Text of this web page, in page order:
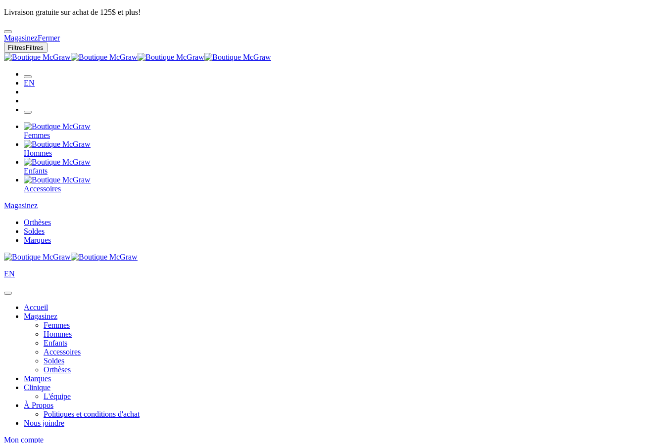
Livraison gratuite sur achat de 125$ et plus!
MagasinezFermer
Filtres Filtres
EN
Femmes
Hommes
Enfants
Accessoires
Magasinez
Orthèses
Soldes
Marques
EN
Accueil
Magasinez
Femmes
Hommes
Enfants
Accessoires
Soldes
Orthèses
Marques
Clinique
L'équipe
À Propos
Politiques et conditions d'achat
Nous joindre
Mon compte